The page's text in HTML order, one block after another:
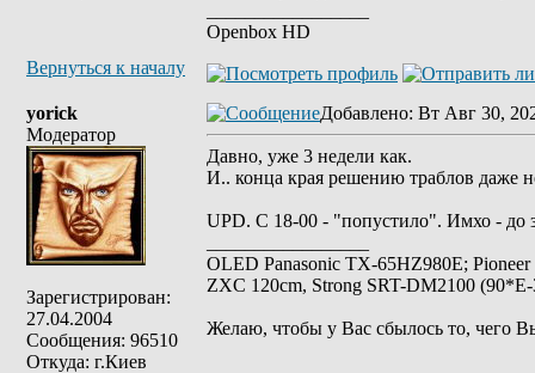
Openbox HD
Вернуться к началу
yorick
Модератор
Зарегистрирован:
27.04.2004
Сообщения: 96510
Откуда: г.Киев
Добавлено: Вт Авг 30,
Давно, уже 3 недели как.
И.. конца края решению траблов даже
UPD. С 18-00 - "попустило". Имхо - до
OLED Panasonic TX-65HZ980E;
ZXC 120cm, Strong SRT-DM2100
Желаю, чтобы у Вас сбылось то, чего